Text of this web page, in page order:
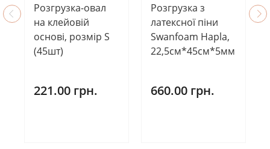
Розгрузка-овал
на клейовій
основі, розмір S
(45шт)
221.00 грн.
Розгрузка з
латексної піни
Swanfoam Hapla,
22,5см*45см*5мм
660.00 грн.